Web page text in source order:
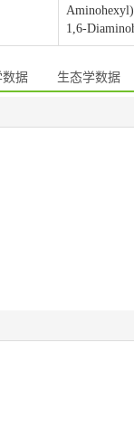
1,6-
数据 生态学数据